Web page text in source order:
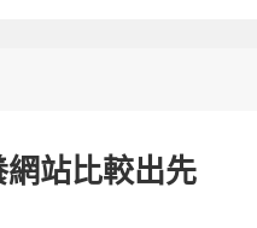
用會，工會專包養網心得把它“搬”進了
站比較出先